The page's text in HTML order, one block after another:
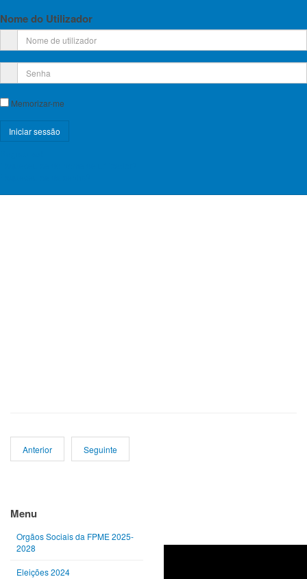
Nome do Utilizador
Memorizar-me
Anterior Seguinte
Menu
Orgãos Sociais da FPME 2025-
2028
Eleições 2024